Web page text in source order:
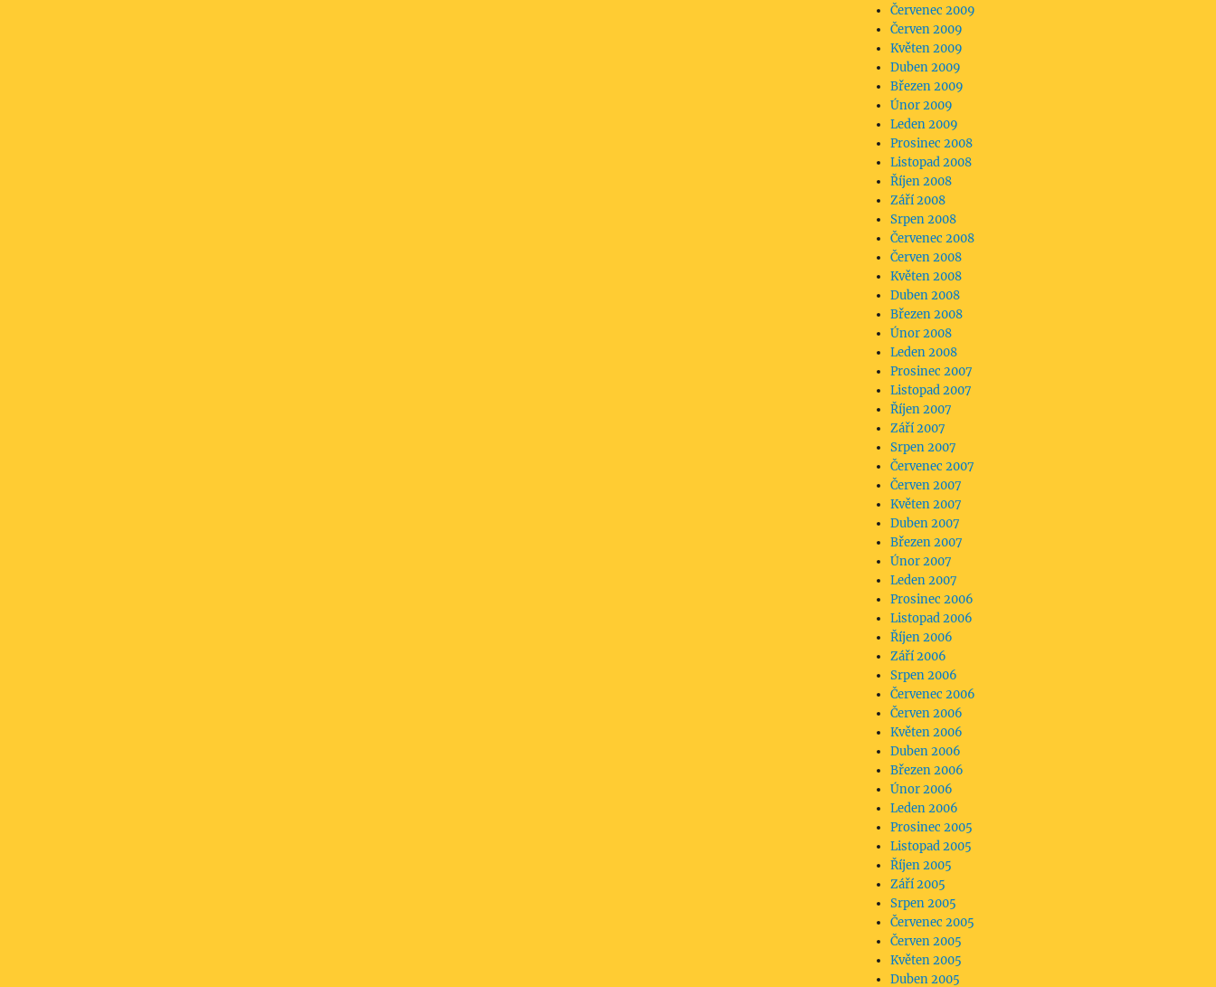
Červenec 2009
Červen 2009
Květen 2009
Duben 2009
Březen 2009
Únor 2009
Leden 2009
Prosinec 2008
Listopad 2008
Říjen 2008
Září 2008
Srpen 2008
Červenec 2008
Červen 2008
Květen 2008
Duben 2008
Březen 2008
Únor 2008
Leden 2008
Prosinec 2007
Listopad 2007
Říjen 2007
Září 2007
Srpen 2007
Červenec 2007
Červen 2007
Květen 2007
Duben 2007
Březen 2007
Únor 2007
Leden 2007
Prosinec 2006
Listopad 2006
Říjen 2006
Září 2006
Srpen 2006
Červenec 2006
Červen 2006
Květen 2006
Duben 2006
Březen 2006
Únor 2006
Leden 2006
Prosinec 2005
Listopad 2005
Říjen 2005
Září 2005
Srpen 2005
Červenec 2005
Červen 2005
Květen 2005
Duben 2005